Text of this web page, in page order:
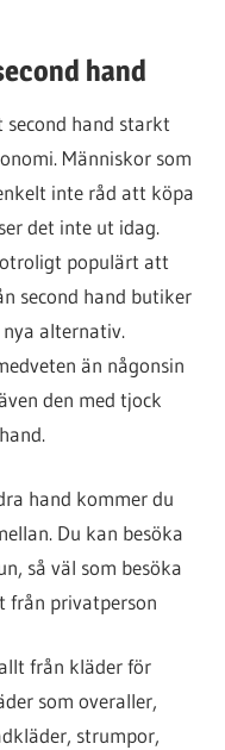
hand
second hand starkt
Människor som
inte råd att köpa
det inte ut idag.
populärt att
second hand butiker
alternativ.
än någonsin
den med tjock
hand kommer du
Du kan besöka
så väl som besöka
från privatperson
från kläder för
som overaller,
strumpor,